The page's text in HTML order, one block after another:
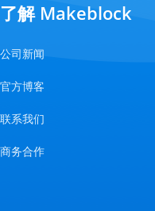
了解 Makeblock
公司新闻
官方博客
联系我们
商务合作